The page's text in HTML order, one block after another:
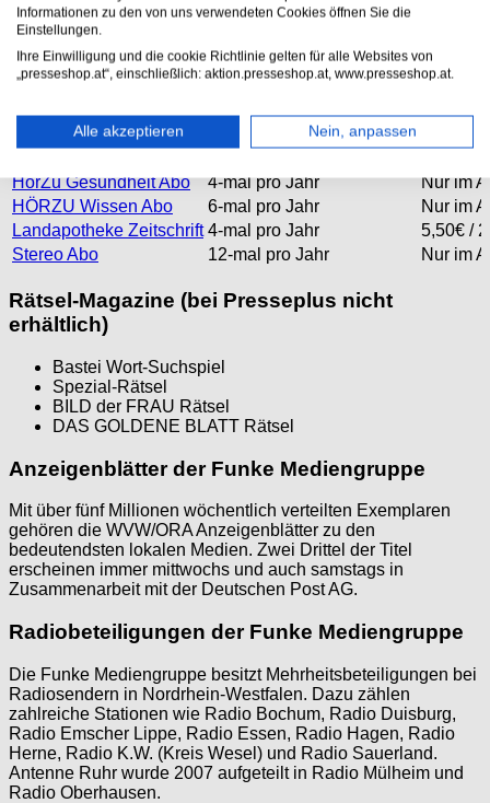
Spezialzeitschriften
Zeitschrift Erscheinungs-Rhythmus
Preis
Herz für Tiere Abo
6-mal pro Jahr
Nur im
Partner Hund Abo
12-mal pro Jahr
HörZu Gesundheit Abo
4-mal pro Jahr
Nur im
HÖRZU Wissen Abo
6-mal pro Jahr
Nur im
Landapotheke Zeitschrift 4-mal pro Jahr
5,50€ /
Stereo Abo
12-mal pro Jahr Nur im
Rätsel-Magazine (bei Presseplus nicht
erhältlich)
Bastei Wort-Suchspiel
Spezial-Rätsel
BILD der FRAU Rätsel
DAS GOLDENE BLATT Rätsel
Anzeigenblätter der Funke Mediengruppe
Mit über fünf Millionen wöchentlich verteilten Exemplaren
gehören die WVW/ORA Anzeigenblätter zu den
bedeutendsten lokalen Medien. Zwei Drittel der Titel
erscheinen immer mittwochs und auch samstags in
Zusammenarbeit mit der Deutschen Post AG.
Radiobeteiligungen der Funke Mediengruppe
Die Funke Mediengruppe besitzt Mehrheitsbeteiligungen bei
Radiosendern in Nordrhein-Westfalen. Dazu zählen
zahlreiche Stationen wie Radio Bochum, Radio Duisburg,
Radio Emscher Lippe, Radio Essen, Radio Hagen, Radio
Herne, Radio K.W. (Kreis Wesel) und Radio Sauerland.
Antenne Ruhr wurde 2007 aufgeteilt in Radio Mülheim und
Radio Oberhausen.
Informationen zu den von uns verwendeten Cookies öffnen Sie die
Einstellungen.
Ihre Einwilligung und die cookie Richtlinie gelten für alle Websites von
„presseshop.at“, einschließlich: aktion.presseshop.at, www.presseshop.at.
Alle akzeptieren Nein, anpassen